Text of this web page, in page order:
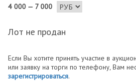
4 000 — 7 000
Лот не продан
Если Вы хотите принять участие в
или заявку на торги по телефону, Вам
зарегистрироваться.